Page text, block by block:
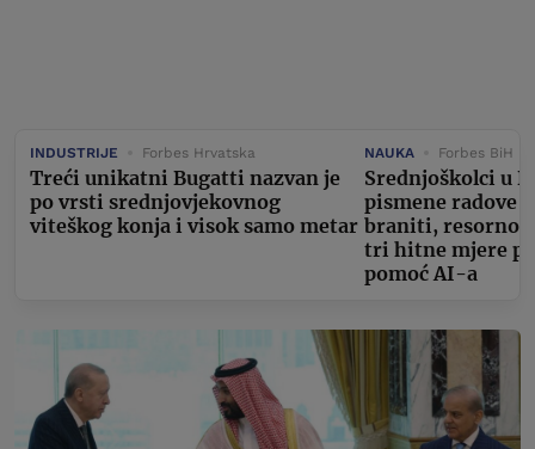
INDUSTRIJE Forbes Hrvatska
Treći unikatni Bugatti nazvan je
po vrsti srednjovjekovnog
viteškog konja i visok samo metar
NAUKA Forbes BiH
Srednjoškolci u
pismene radove
braniti, resorno
tri hitne mjere
pomoć AI-a